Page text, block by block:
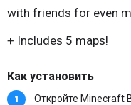
with friends for even
+ Includes 5 maps!
Как установить
Откройте Minecraft